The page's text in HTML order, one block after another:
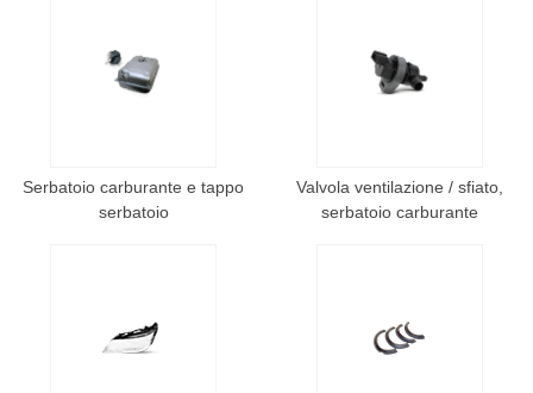
Serbatoio carburante e tappo
serbatoio
Valvola ventilazione / sfiato,
serbatoio carburante